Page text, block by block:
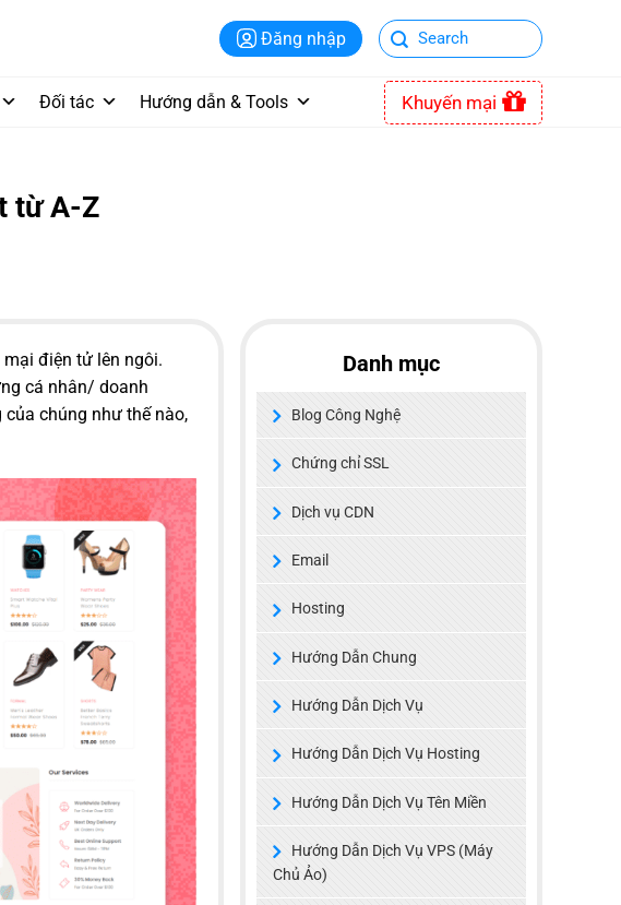
Đăng nhập
Đối tác Hướng dẫn & Tools Khuyến mại
từ A-Z
điện tử lên ngôi.
cá nhân/ doanh
của chúng như thế nào,
Danh mục
Blog Công Nghệ
Chứng chỉ SSL
Dịch vụ CDN
Email
Hosting
Hướng Dẫn Chung
Hướng Dẫn Dịch Vụ
Hướng Dẫn Dịch Vụ Hosting
Hướng Dẫn Dịch Vụ Tên Miền
Hướng Dẫn Dịch Vụ VPS (Máy
Chủ Ảo)